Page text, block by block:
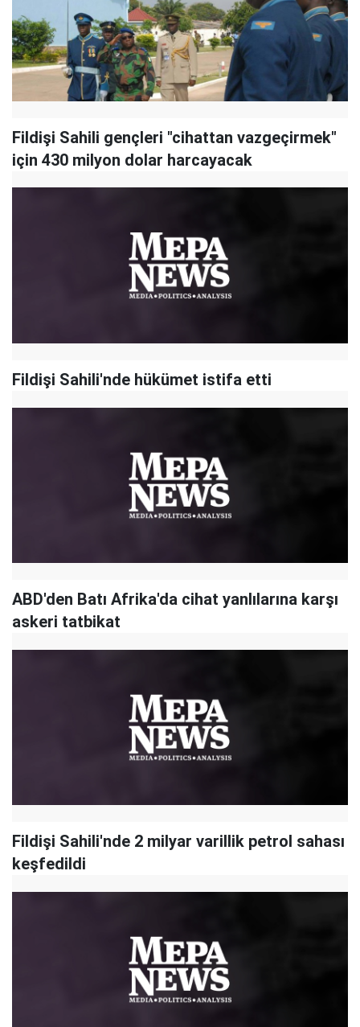
Fildişi Sahili gençleri "cihattan vazgeçirmek"
için 430 milyon dolar harcayacak
Fildişi Sahili'nde hükümet istifa etti
ABD'den Batı Afrika'da cihat yanlılarına karşı
askeri tatbikat
Fildişi Sahili'nde 2 milyar varillik petrol sahası
keşfedildi